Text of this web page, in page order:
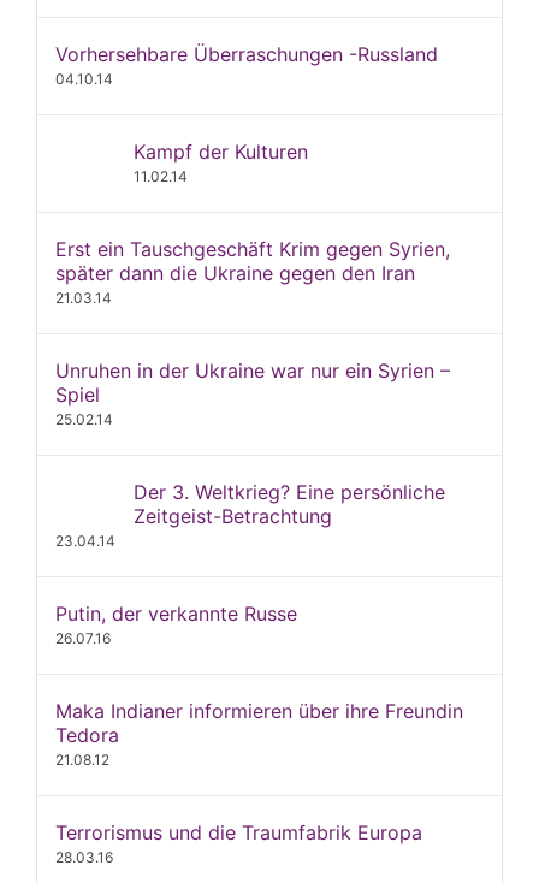
Vorhersehbare Überraschungen -Russland
04.10.14
Kampf der Kulturen
11.02.14
Erst ein Tauschgeschäft Krim gegen Syrien,
später dann die Ukraine gegen den Iran
21.03.14
Unruhen in der Ukraine war nur ein Syrien –
Spiel
25.02.14
Der 3. Weltkrieg? Eine persönliche
Zeitgeist-Betrachtung
23.04.14
Putin, der verkannte Russe
26.07.16
Maka Indianer informieren über ihre Freundin
Tedora
21.08.12
Terrorismus und die Traumfabrik Europa
28.03.16